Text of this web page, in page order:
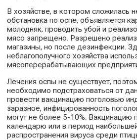
В хозяйстве, в котором сложилась
обстановка по оспе, объявляется
молодняк, проводить убой и
мясо запрещено. Разрешено
магазины, но после дезинфекции.
неблагополучного хозяйства
мясоперерабатывающих
Лечения оспы не существует,
необходимо подстраховаться от
провести вакцинацию поголовью
заразное, инфицированность
могут не более 5-10%. Вакцинацию
календарю или в период
распространения вируса среди